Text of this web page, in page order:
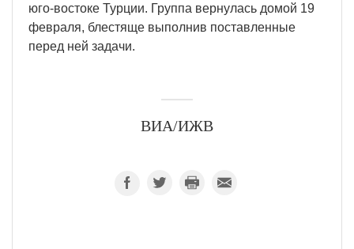
юго-востоке Турции. Группа вернулась домой 19
февраля, блестяще выполнив поставленные
перед ней задачи.
ВИА/ИЖВ